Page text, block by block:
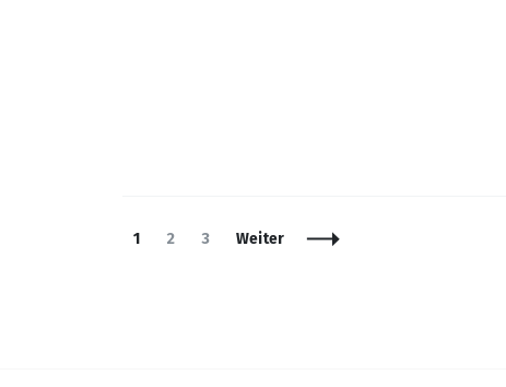
Beitragsnavigation
Seite
1 Seite
2 Seite
3 Weiter